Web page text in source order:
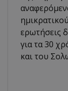
ερωτήσεις
για τα 30
και του